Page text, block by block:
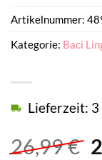
26,99€
Lieferzeit: 3
Artikelnummer:
Kategorie: Baci